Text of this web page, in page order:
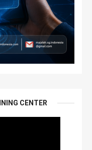
CENTER